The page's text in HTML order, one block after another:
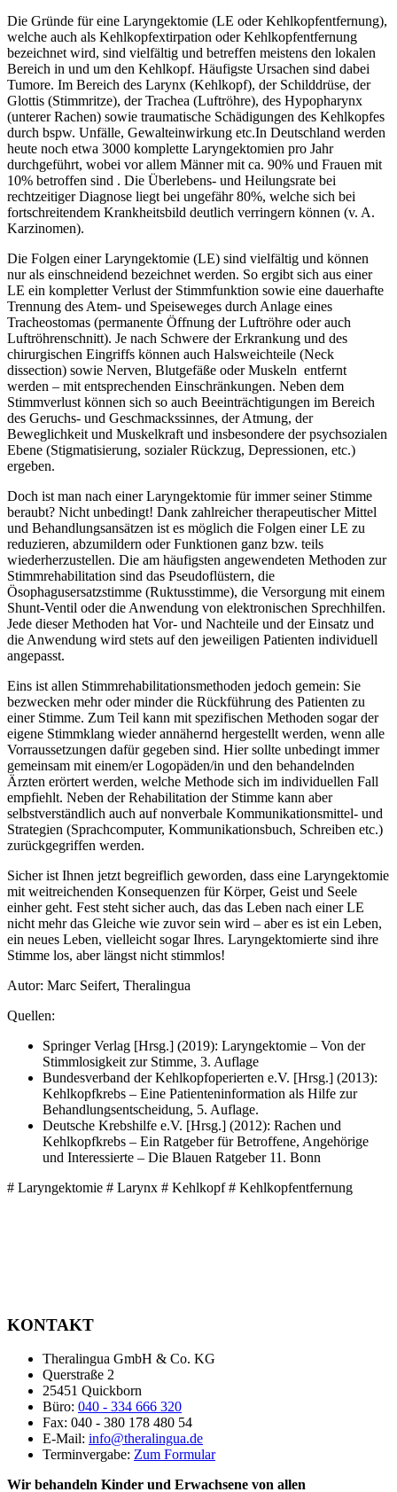
Die Gründe für eine Laryngektomie (LE oder Kehlkopfentfernung),
welche auch als Kehlkopfextirpation oder Kehlkopfentfernung
bezeichnet wird, sind vielfältig und betreffen meistens den lokalen
Bereich in und um den Kehlkopf. Häufigste Ursachen sind dabei
Tumore. Im Bereich des Larynx (Kehlkopf), der Schilddrüse, der
Glottis (Stimmritze), der Trachea (Luftröhre), des Hypopharynx
(unterer Rachen) sowie traumatische Schädigungen des Kehlkopfes
durch bspw. Unfälle, Gewalteinwirkung etc.In Deutschland werden
heute noch etwa 3000 komplette Laryngektomien pro Jahr
durchgeführt, wobei vor allem Männer mit ca. 90% und Frauen mit
10% betroffen sind . Die Überlebens- und Heilungsrate bei
rechtzeitiger Diagnose liegt bei ungefähr 80%, welche sich bei
fortschreitendem Krankheitsbild deutlich verringern können (v. A.
Karzinomen).
Die Folgen einer Laryngektomie (LE) sind vielfältig und können
nur als einschneidend bezeichnet werden. So ergibt sich aus einer
LE ein kompletter Verlust der Stimmfunktion sowie eine dauerhafte
Trennung des Atem- und Speiseweges durch Anlage eines
Tracheostomas (permanente Öffnung der Luftröhre oder auch
Luftröhrenschnitt). Je nach Schwere der Erkrankung und des
chirurgischen Eingriffs können auch Halsweichteile (Neck
dissection) sowie Nerven, Blutgefäße oder Muskeln entfernt
werden – mit entsprechenden Einschränkungen. Neben dem
Stimmverlust können sich so auch Beeinträchtigungen im Bereich
des Geruchs- und Geschmackssinnes, der Atmung, der
Beweglichkeit und Muskelkraft und insbesondere der psychsozialen
Ebene (Stigmatisierung, sozialer Rückzug, Depressionen, etc.)
ergeben.
Doch ist man nach einer Laryngektomie für immer seiner Stimme
beraubt? Nicht unbedingt! Dank zahlreicher therapeutischer Mittel
und Behandlungsansätzen ist es möglich die Folgen einer LE zu
reduzieren, abzumildern oder Funktionen ganz bzw. teils
wiederherzustellen. Die am häufigsten angewendeten Methoden zur
Stimmrehabilitation sind das Pseudoflüstern, die
Ösophagusersatzstimme (Ruktusstimme), die Versorgung mit einem
Shunt-Ventil oder die Anwendung von elektronischen Sprechhilfen.
Jede dieser Methoden hat Vor- und Nachteile und der Einsatz und
die Anwendung wird stets auf den jeweiligen Patienten individuell
angepasst.
Eins ist allen Stimmrehabilitationsmethoden jedoch gemein: Sie
bezwecken mehr oder minder die Rückführung des Patienten zu
einer Stimme. Zum Teil kann mit spezifischen Methoden sogar der
eigene Stimmklang wieder annähernd hergestellt werden, wenn alle
Vorraussetzungen dafür gegeben sind. Hier sollte unbedingt immer
gemeinsam mit einem/er Logopäden/in und den behandelnden
Ärzten erörtert werden, welche Methode sich im individuellen Fall
empfiehlt. Neben der Rehabilitation der Stimme kann aber
selbstverständlich auch auf nonverbale Kommunikationsmittel- und
Strategien (Sprachcomputer, Kommunikationsbuch, Schreiben etc.)
zurückgegriffen werden.
Sicher ist Ihnen jetzt begreiflich geworden, dass eine Laryngektomie
mit weitreichenden Konsequenzen für Körper, Geist und Seele
einher geht. Fest steht sicher auch, das das Leben nach einer LE
nicht mehr das Gleiche wie zuvor sein wird – aber es ist ein Leben,
ein neues Leben, vielleicht sogar Ihres. Laryngektomierte sind ihre
Stimme los, aber längst nicht stimmlos!
Autor: Marc Seifert, Theralingua
Quellen:
Springer Verlag [Hrsg.] (2019): Laryngektomie – Von der
Stimmlosigkeit zur Stimme, 3. Auflage
Bundesverband der Kehlkopfoperierten e.V. [Hrsg.] (2013):
Kehlkopfkrebs – Eine Patienteninformation als Hilfe zur
Behandlungsentscheidung, 5. Auflage.
Deutsche Krebshilfe e.V. [Hrsg.] (2012): Rachen und
Kehlkopfkrebs – Ein Ratgeber für Betroffene, Angehörige
und Interessierte – Die Blauen Ratgeber 11. Bonn
# Laryngektomie # Larynx # Kehlkopf # Kehlkopfentfernung
KONTAKT
Theralingua GmbH & Co. KG
Querstraße 2
25451 Quickborn
Büro: 040 - 334 666 320
Fax: 040 - 380 178 480 54
E-Mail: info@theralingua.de
Terminvergabe: Zum Formular
Wir behandeln Kinder und Erwachsene von allen